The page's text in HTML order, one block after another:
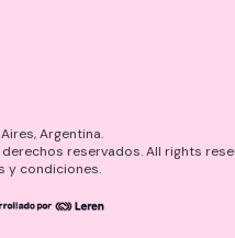
Argentina.
reservados. All rights
y condiciones.